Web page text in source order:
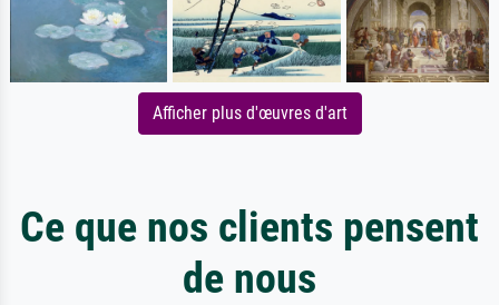
Afficher plus d'œuvres d'art
Ce que nos clients pensent
de nous